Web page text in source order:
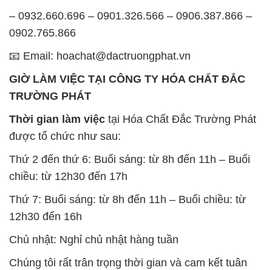
– 0932.660.696 – 0901.326.566 – 0906.387.866 –
0902.765.866
📧 Email: hoachat@dactruongphat.vn
GIỜ LÀM VIỆC TẠI CÔNG TY HÓA CHẤT ĐẮC
TRƯỜNG PHÁT
Thời gian làm việc tại Hóa Chất Đắc Trường Phát
được tổ chức như sau:
Thứ 2 đến thứ 6: Buổi sáng: từ 8h đến 11h – Buổi
chiều: từ 12h30 đến 17h
Thứ 7: Buổi sáng: từ 8h đến 11h – Buổi chiều: từ
12h30 đến 16h
Chủ nhật: Nghỉ chủ nhật hàng tuần
Chúng tôi rất trân trọng thời gian và cam kết tuân